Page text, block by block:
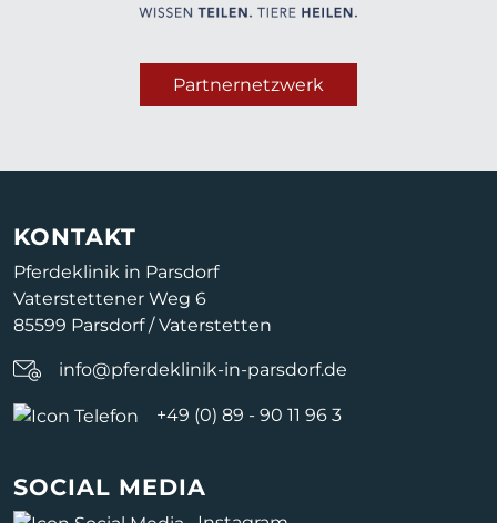
Partnernetzwerk
KONTAKT
Pferdeklinik in Parsdorf
Vaterstettener Weg 6
85599 Parsdorf / Vaterstetten
info@pferdeklinik-in-parsdorf.de
+49 (0) 89 - 90 11 96 3
SOCIAL MEDIA